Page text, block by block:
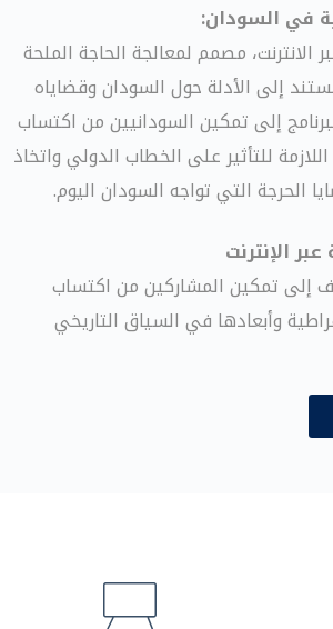
في السودان:
الانترنت، مصمم لمعالجة الحاجة الملحة
إلى الأدلة حول السودان وقضاياه
إلى تمكين السودانيين من اكتساب
للتأثير على الخطاب الدولي واتخاذ
الحرجة التي تواجه السودان اليوم.
الإنترنت
إلى تمكين المشاركين من اكتساب
وأبعادها في السياق التاريخي